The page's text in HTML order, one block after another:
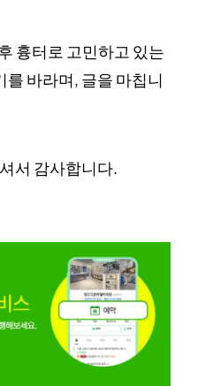
흉터로 고민하고 있는
바라며, 글을 마칩니
서 감사합니다.